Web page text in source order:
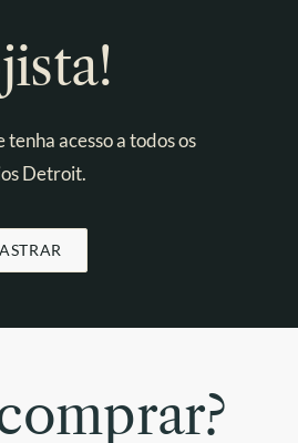
tenha acesso a todos os
Detroit.